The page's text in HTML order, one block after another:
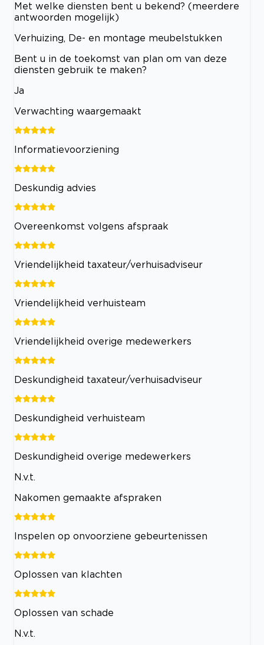
Met welke diensten bent u bekend? (meerdere
antwoorden mogelijk)
Verhuizing, De- en montage meubelstukken
Bent u in de toekomst van plan om van deze
diensten gebruik te maken?
Ja
Verwachting waargemaakt
Informatievoorziening
Deskundig advies
Overeenkomst volgens afspraak
Vriendelijkheid taxateur/verhuisadviseur
Vriendelijkheid verhuisteam
Vriendelijkheid overige medewerkers
Deskundigheid taxateur/verhuisadviseur
Deskundigheid verhuisteam
Deskundigheid overige medewerkers
N.v.t.
Nakomen gemaakte afspraken
Inspelen op onvoorziene gebeurtenissen
Oplossen van klachten
Oplossen van schade
N.v.t.